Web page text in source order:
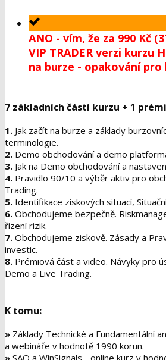
ANO - vím, že za 990 Kč
VIP TRADER verzi kurzu
na burze - opakování
7 základních částí kurzu + 1
1. Jak začít na burze a základy
terminologie.
2. Demo obchodování a demo
3. Jak na Demo obchodování a
4. Pravidlo 90/10 a výběr aktiv pro
Trading.
5. Identifikace ziskových situací,
6. Obchodujeme bezpečně.
řízení rizik.
7. Obchodujeme ziskově. Zásady a
investic.
8. Prémiová část a video. Návyky pro
Demo a Live Trading.
K tomu:
» Základy Technické a Fundamentální
a webináře v hodnotě 1990 korun.